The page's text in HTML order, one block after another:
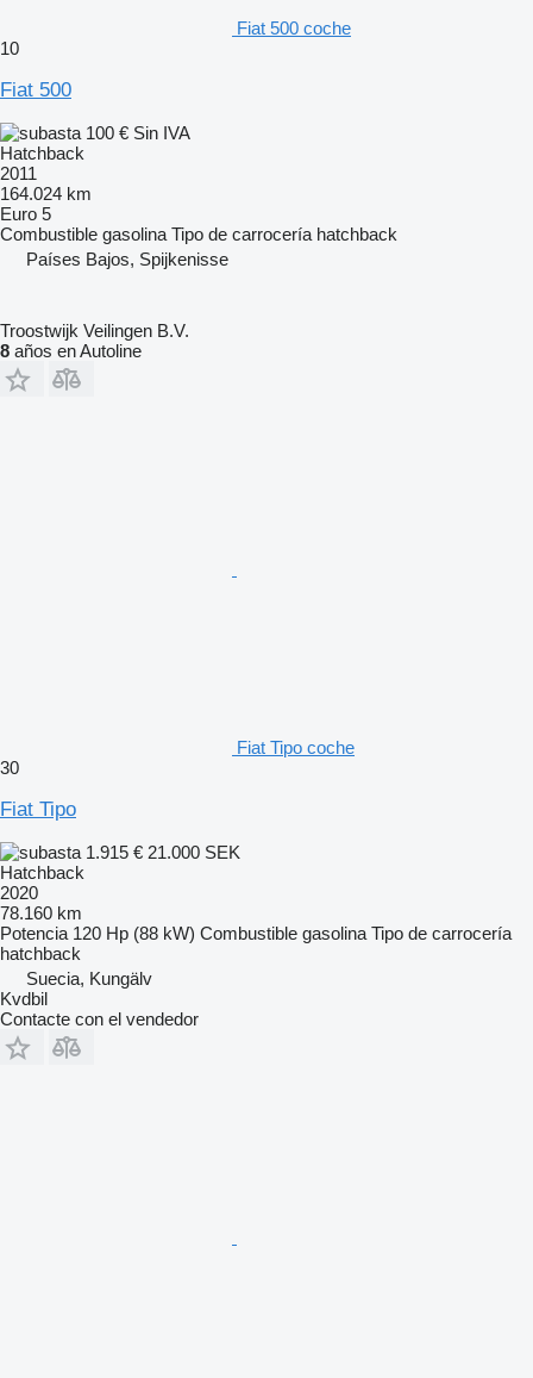
Fiat 500 coche
10
Fiat 500
100 € Sin IVA
Hatchback
2011
164.024 km
Euro 5
Combustible gasolina Tipo de carrocería hatchback
Países Bajos, Spijkenisse
Troostwijk Veilingen B.V.
8 años en Autoline
Fiat Tipo coche
30
Fiat Tipo
1.915 € 21.000 SEK
Hatchback
2020
78.160 km
Potencia 120 Hp (88 kW) Combustible gasolina Tipo de carrocería
hatchback
Suecia, Kungälv
Kvdbil
Contacte con el vendedor